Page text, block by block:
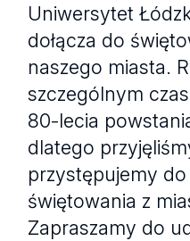
Uniwersytet
dołącza do
naszego miasta.
szczególnym
80-lecia
dlatego
przystępujemy
świętowania z
Zapraszamy do